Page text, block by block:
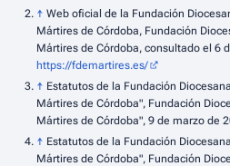
↑ Web oficial de la Fundación
Mártires de Córdoba, Fundación
Mártires de Córdoba, consultado el 6
https://fdemartires.es/
↑ Estatutos de la Fundación
Mártires de Córdoba", Fundación
Mártires de Córdoba", 9 de marzo de
↑ Estatutos de la Fundación
Mártires de Córdoba", Fundación